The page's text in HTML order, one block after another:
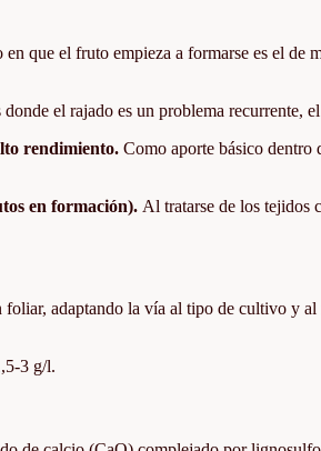
en que el fruto empieza a formarse es el de
donde el rajado es un problema
rendimiento.Como aporte básico dentro
en formación). Al tratarse de los tejidos
adaptando la vía al tipo de cultivo y
3 g/l.